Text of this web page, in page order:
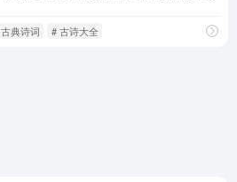
典诗词 # 古诗大全